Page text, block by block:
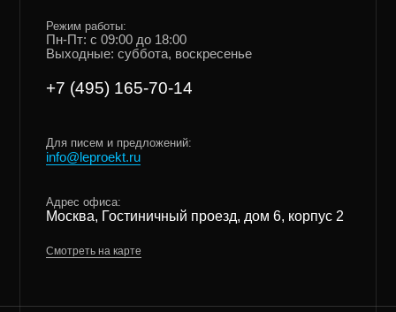
Режим работы:
Пн-Пт: с 09:00 до 18:00
Выходные: суббота, воскресенье
+7 (495) 165-70-14
Для писем и предложений:
info@leproekt.ru
Адрес офиса:
Москва, Гостиничный проезд, дом 6, корпус 2
Смотреть на карте